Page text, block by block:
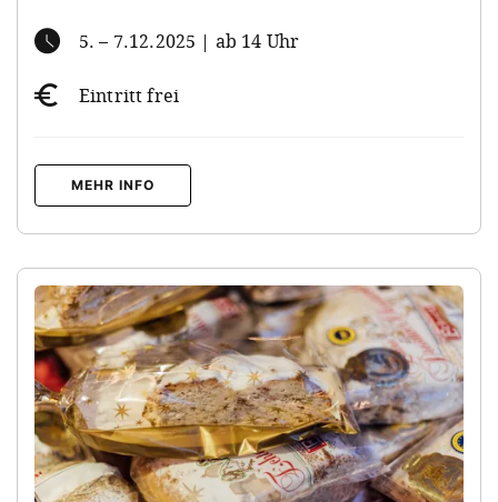
5. – 7.12.2025 | ab 14 Uhr
Eintritt frei
MEHR INFO